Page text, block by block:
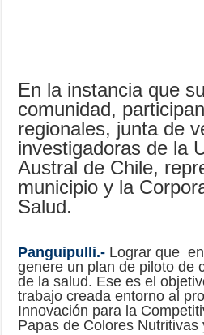
En la instancia que
comunidad,
regionales, junta de
investigadoras de la
Austral de Chile,
municipio y la
Salud.
Panguipulli.- Lograr que
genere un plan de piloto de
de la salud. Ese es el
trabajo creada entorno al
Innovación para la
Papas de Colores Nutritivas